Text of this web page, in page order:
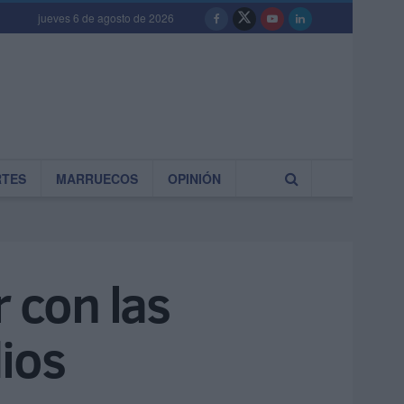
jueves 6 de agosto de 2026
MARRUECOS OPINIÓN
con las